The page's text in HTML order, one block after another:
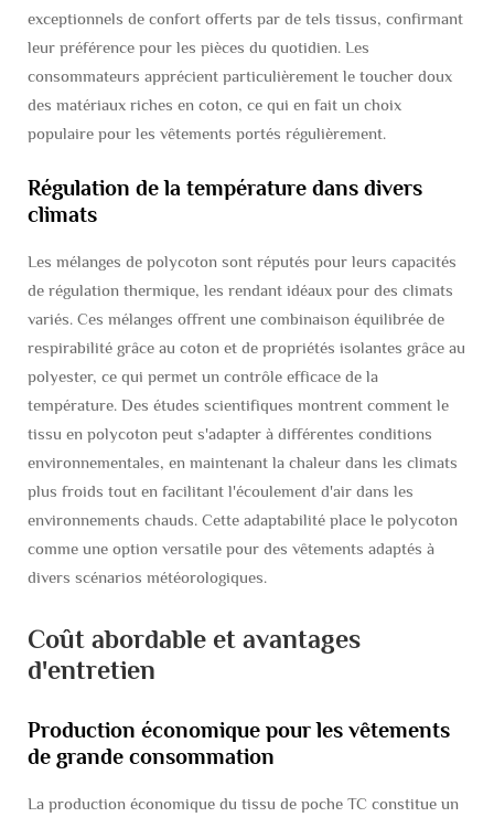
exceptionnels de confort offerts par de tels tissus, confirmant
leur préférence pour les pièces du quotidien. Les
consommateurs apprécient particulièrement le toucher doux
des matériaux riches en coton, ce qui en fait un choix
populaire pour les vêtements portés régulièrement.
Régulation de la température dans divers
climats
Les mélanges de polycoton sont réputés pour leurs capacités
de régulation thermique, les rendant idéaux pour des climats
variés. Ces mélanges offrent une combinaison équilibrée de
respirabilité grâce au coton et de propriétés isolantes grâce au
polyester, ce qui permet un contrôle efficace de la
température. Des études scientifiques montrent comment le
tissu en polycoton peut s'adapter à différentes conditions
environnementales, en maintenant la chaleur dans les climats
plus froids tout en facilitant l'écoulement d'air dans les
environnements chauds. Cette adaptabilité place le polycoton
comme une option versatile pour des vêtements adaptés à
divers scénarios météorologiques.
Coût abordable et avantages
d'entretien
Production économique pour les vêtements
de grande consommation
La production économique du tissu de poche TC constitue un